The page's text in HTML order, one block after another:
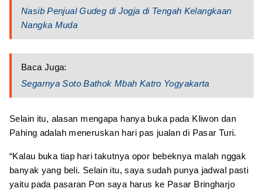
Nasib Penjual Gudeg di Jogja di Tengah Kelangkaan
Nangka Muda
Baca Juga:
Segarnya Soto Bathok Mbah Katro Yogyakarta
Selain itu, alasan mengapa hanya buka pada Kliwon dan
Pahing adalah meneruskan hari pas jualan di Pasar Turi.
“Kalau buka tiap hari takutnya opor bebeknya malah nggak
banyak yang beli. Selain itu, saya sudah punya jadwal pasti
yaitu pada pasaran Pon saya harus ke Pasar Bringharjo